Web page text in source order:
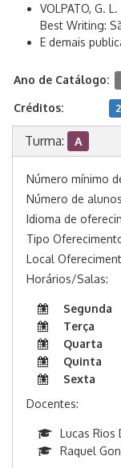
VOLPATO, G.
Best Writing:
E demais
Ano de Catálogo:
Créditos: 2
Turma: A
Número mínimo
Número de
Idioma de
Tipo
Local
Horários/Salas:
Segunda
Terça
Quarta
Quinta
Sexta
Docentes:
Lucas Rios
Raquel